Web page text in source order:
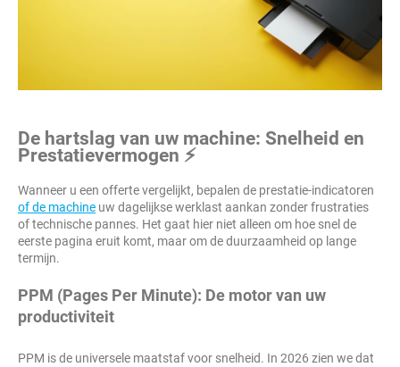
De hartslag van uw machine: Snelheid en
Prestatievermogen ⚡
Wanneer u een offerte vergelijkt, bepalen de prestatie-indicatoren
of de machine uw dagelijkse werklast aankan zonder frustraties
of technische pannes. Het gaat hier niet alleen om hoe snel de
eerste pagina eruit komt, maar om de duurzaamheid op lange
termijn.
PPM (Pages Per Minute): De motor van uw
productiviteit
PPM is de universele maatstaf voor snelheid. In 2026 zien we dat